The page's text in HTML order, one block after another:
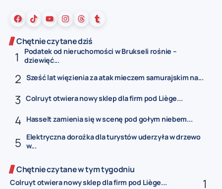
Chętnie czytane dziś
Podatek od nieruchomości w Brukseli rośnie –
dziewięć...
Sześć lat więzienia za atak mieczem samurajskim na...
Colruyt otwiera nowy sklep dla firm pod Liège...
Hasselt zamienia się w scenę pod gołym niebem...
Elektryczna dorożka dla turystów uderzyła w drzewo
w...
Chętnie czytane w tym tygodniu
Colruyt otwiera nowy sklep dla firm pod Liège...